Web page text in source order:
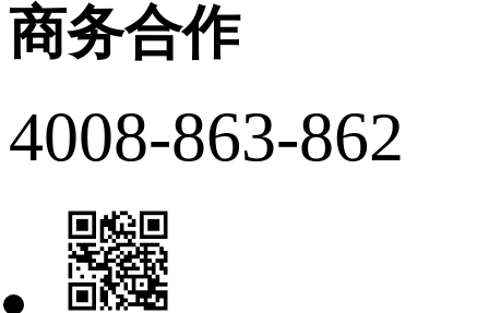
商务合作
4008-863-862